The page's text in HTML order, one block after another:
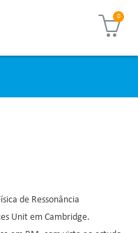
de Ressonância
Unit em Cambridge.